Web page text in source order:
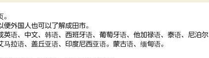
外国人也可以了解成田市。
英语、中文、韩语、西班牙语、葡萄牙语、他加禄语、泰语、尼泊尔
拉语、盖丘亚语、印度尼西亚语。蒙古语、缅甸语。